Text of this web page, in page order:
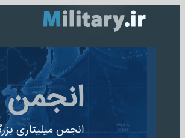
انجمن
انجمن میلیتاری